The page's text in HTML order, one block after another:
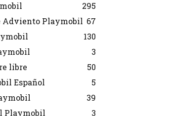
295
Adviento Playmobil 67
130
3
libre
50
Español
5
39
Playmobil
3